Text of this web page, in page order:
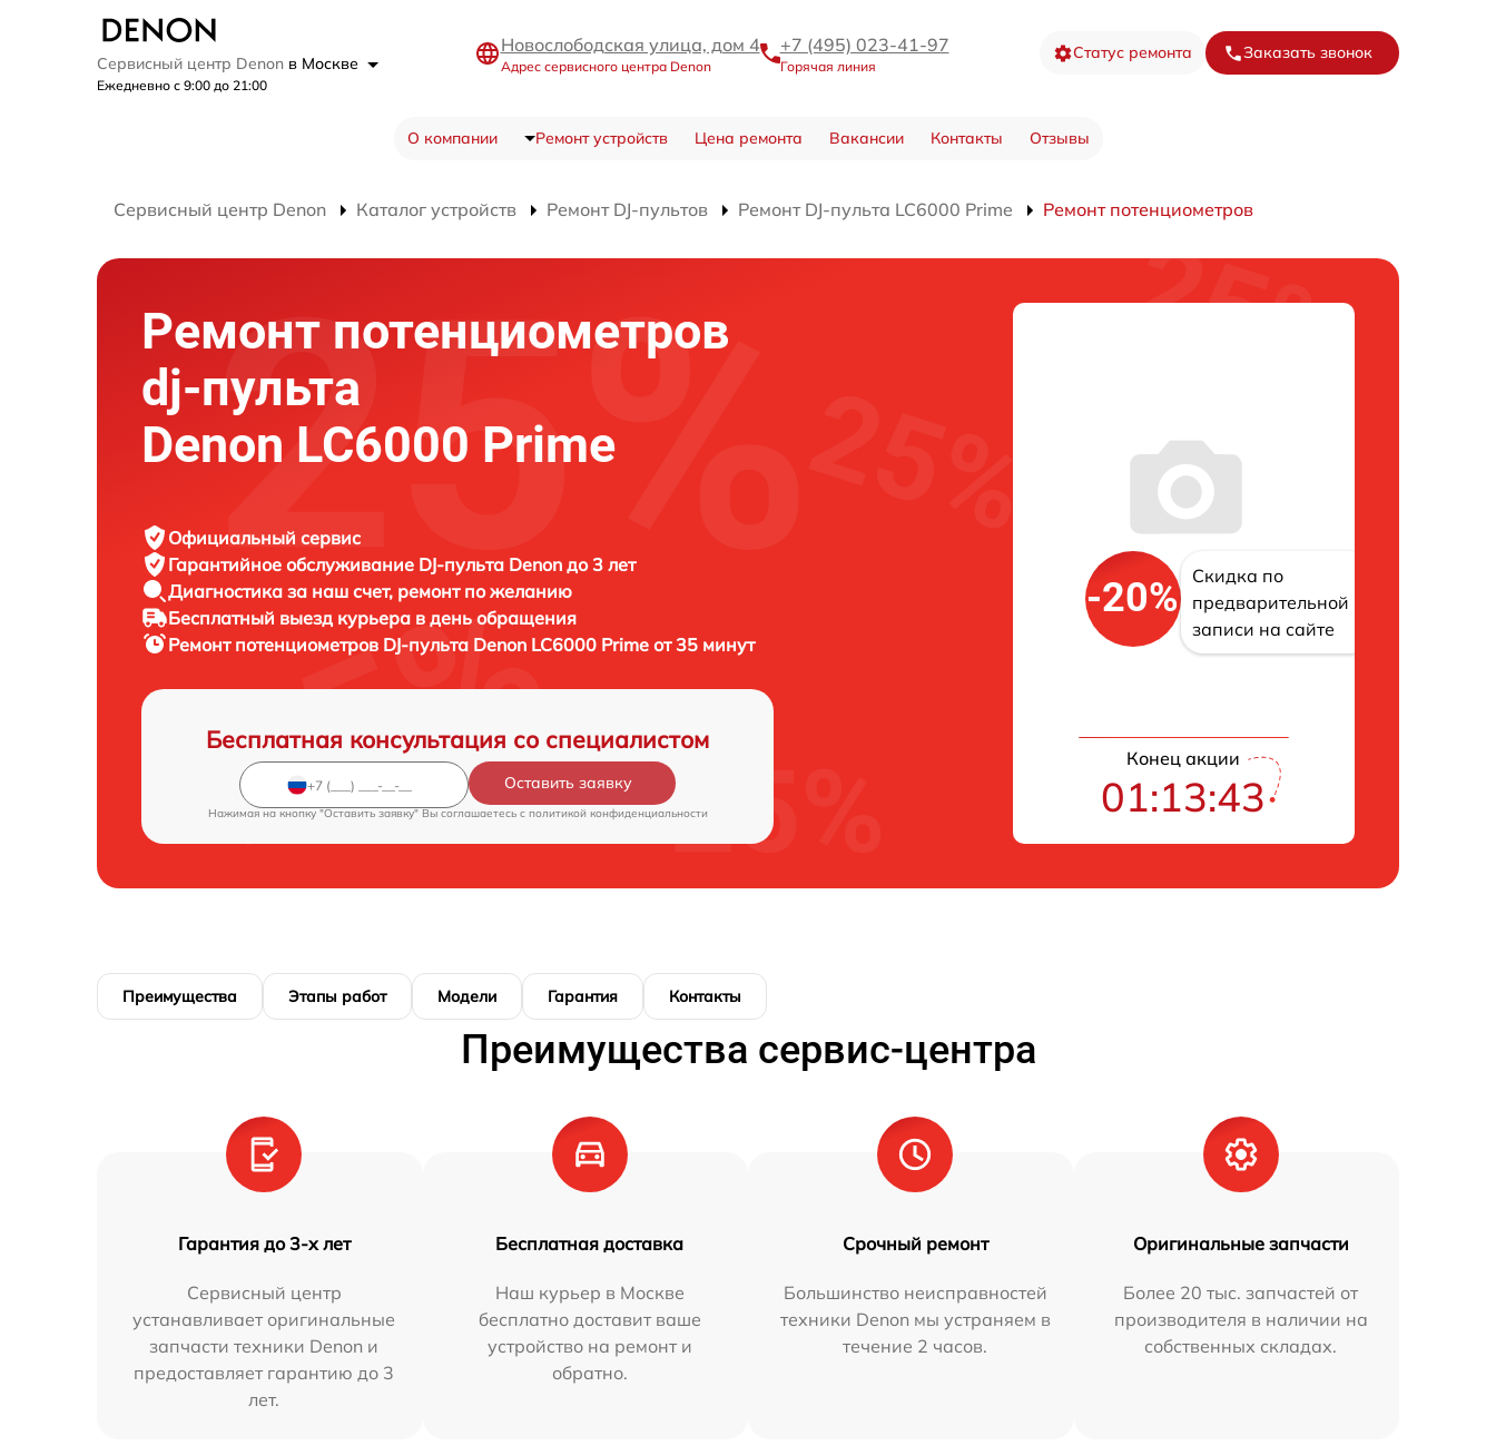
Сервисный центр Denon в Москве
Ежедневно с 9:00 до 21:00
Новослободская улица, дом 4
Адрес сервисного центра Denon
+7 (495) 023-41-97
Горячая линия
Статус ремонта Заказать звонок
О компании Ремонт устройств Цена ремонта Вакансии Контакты Отзывы
Сервисный центр Denon Каталог устройств Ремонт DJ-пультов Ремонт DJ-пульта LC6000 Prime Ремонт потенциометров
Ремонт потенциометров
dj-пульта
Denon LC6000 Prime
Официальный сервис
Гарантийное обслуживание DJ-пульта Denon до 3 лет
Диагностика за наш счет, ремонт по желанию
Бесплатный выезд курьера в день обращения
Ремонт потенциометров DJ-пульта Denon LC6000 Prime от 35 минут
Бесплатная консультация со специалистом
Оставить заявку
Нажимая на кнопку "Оставить заявку" Вы соглашаетесь c политикой конфиденциальности
-20%
Скидка по
предварительной
записи на сайте
Конец акции
01:13:42
Преимущества Этапы работ Модели Гарантия Контакты
Преимущества сервис-центра
Гарантия до 3-х лет
Сервисный центр
устанавливает оригинальные
запчасти техники Denon и
предоставляет гарантию до 3
лет.
Бесплатная доставка
Наш курьер в Москве
бесплатно доставит ваше
устройство на ремонт и
обратно.
Срочный ремонт
Большинство неисправностей
техники Denon мы устраняем в
течение 2 часов.
Оригинальные запчасти
Более 20 тыс. запчастей от
производителя в наличии на
собственных складах.